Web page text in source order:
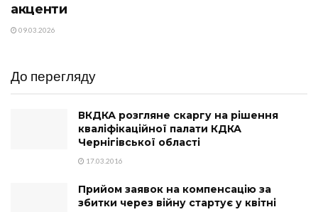
акценти
09.03.2026
До перегляду
ВКДКА розгляне скаргу на рішення
кваліфікаційної палати КДКА
Чернігівської області
17.03.2016
Прийом заявок на компенсацію за
збитки через війну стартує у квітні